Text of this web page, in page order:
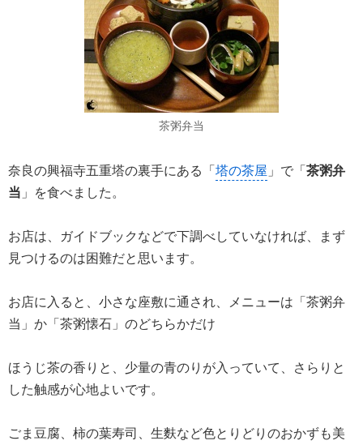
茶粥弁当
奈良の興福寺五重塔の裏手にある「塔の茶屋 」で「茶粥弁
当 」を食べました。
お店は、ガイドブックなどで下調べしていなければ、まず
見つけるのは困難だと思います。
お店に入ると、小さな座敷に通され、メニューは「茶粥弁
当」か「茶粥懐石」のどちらかだけ
ほうじ茶の香りと、少量の青のりが入っていて、さらりと
した触感が心地よいです。
ごま豆腐、柿の葉寿司、生麩など色とりどりのおかずも美